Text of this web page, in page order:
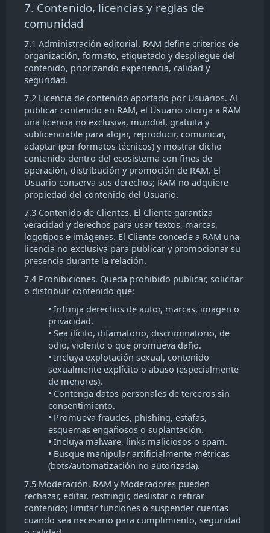
7. Contenido, licencias y reglas de
comunidad
7.1 Administración editorial. RAM define criterios de
organización, formato, etiquetado y despliegue del
contenido, priorizando experiencia, calidad y
seguridad.
7.2 Licencia de contenido aportado por Usuarios. Al
publicar contenido en RAM, el Usuario otorga a RAM
una licencia no exclusiva, mundial, gratuita y
sublicenciable para alojar, reproducir, comunicar,
adaptar (por formatos técnicos) y mostrar dicho
contenido dentro del ecosistema con fines de
operación, distribución y promoción de RAM. El
Usuario conserva sus derechos; RAM no adquiere
propiedad del contenido del Usuario.
7.3 Contenido de Clientes. El Cliente garantiza
veracidad y derechos para usar textos, marcas,
logotipos e imágenes. El Cliente concede a RAM una
licencia no exclusiva para publicar y promocionar su
presencia durante la relación.
7.4 Prohibiciones. Queda prohibido publicar, solicitar
o distribuir contenido que:
• Infrinja derechos de autor, marcas, imagen o
privacidad.
• Sea ilícito, difamatorio, discriminatorio, de
odio, violento o que promueva daño.
• Incluya explotación sexual, contenido
sexualmente explícito o abuso (especialmente
de menores).
• Contenga datos personales de terceros sin
consentimiento.
• Promueva fraudes, phishing, estafas,
esquemas engañosos o suplantación.
• Incluya malware, links maliciosos o spam.
• Busque manipular artificialmente métricas
(bots/automatización no autorizada).
7.5 Moderación. RAM y Moderadores pueden
rechazar, editar, restringir, deslistar o retirar
contenido; limitar funciones o suspender cuentas
cuando sea necesario para cumplimiento, seguridad